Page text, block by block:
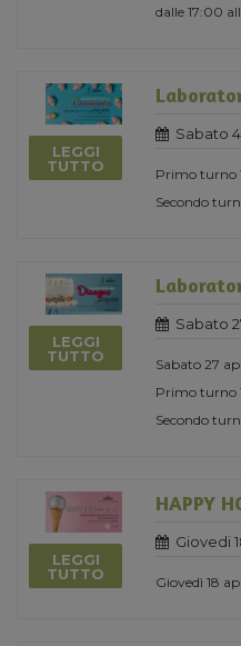
dalle 17:00
LEGGI
TUTTO
Sabato
Primo turno
Secondo
LEGGI
TUTTO
Sabato
Sabato 27
Primo turno
Secondo
LEGGI
TUTTO
HAPPY
Giovedi
Giovedì 18